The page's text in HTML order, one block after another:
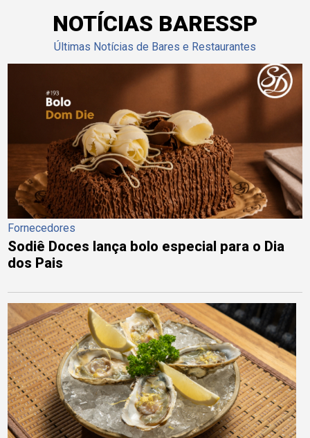
NOTÍCIAS BARESSP
Últimas Notícias de Bares e Restaurantes
Fornecedores
Sodiê Doces lança bolo especial para o Dia
dos Pais